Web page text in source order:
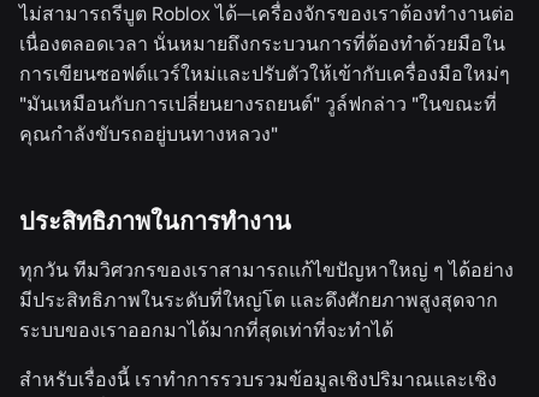
ไม่สามารถรีบูต Roblox ได้—เครื่องจักรของเราต้องทำงานต่อ
เนื่องตลอดเวลา นั่นหมายถึงกระบวนการที่ต้องทำด้วยมือใน
การเขียนซอฟต์แวร์ใหม่และปรับตัวให้เข้ากับเครื่องมือใหม่ๆ
"มันเหมือนกับการเปลี่ยนยางรถยนต์" วูล์ฟกล่าว "ในขณะที่
คุณกำลังขับรถอยู่บนทางหลวง"
ประสิทธิภาพในการทำงาน
ทุกวัน ทีมวิศวกรของเราสามารถแก้ไขปัญหาใหญ่ ๆ ได้อย่าง
มีประสิทธิภาพในระดับที่ใหญ่โต และดึงศักยภาพสูงสุดจาก
ระบบของเราออกมาได้มากที่สุดเท่าที่จะทำได้
สำหรับเรื่องนี้ เราทำการรวบรวมข้อมูลเชิงปริมาณและเชิง